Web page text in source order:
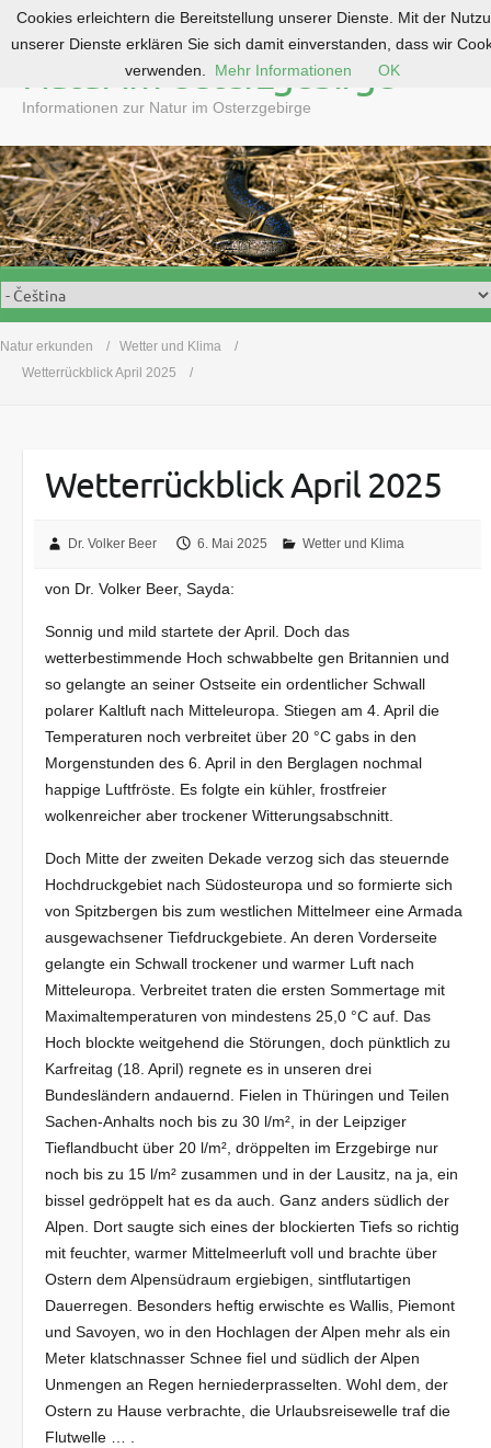
o
c
o
n
t
e
n
Natur im Osterzgebirge
Informationen zur Natur im Osterzgebirge
Natur erkunden
Wetter und Klima
Wetterrückblick April 2025
Wetterrückblick April 2025
Dr. Volker Beer 6. Mai 2025 Wetter und Klima
von Dr. Volker Beer, Sayda:
Sonnig und mild startete der April. Doch das
wetterbestimmende Hoch schwabbelte gen Britannien und
so gelangte an seiner Ostseite ein ordentlicher Schwall
polarer Kaltluft nach Mitteleuropa. Stiegen am 4. April die
Temperaturen noch verbreitet über 20 °C gabs in den
Morgenstunden des 6. April in den Berglagen nochmal
happige Luftfröste. Es folgte ein kühler, frostfreier
wolkenreicher aber trockener Witterungsabschnitt.
Doch Mitte der zweiten Dekade verzog sich das steuernde
Hochdruckgebiet nach Südosteuropa und so formierte sich
von Spitzbergen bis zum westlichen Mittelmeer eine Armada
ausgewachsener Tiefdruckgebiete. An deren Vorderseite
gelangte ein Schwall trockener und warmer Luft nach
Mitteleuropa. Verbreitet traten die ersten Sommertage mit
Maximaltemperaturen von mindestens 25,0 °C auf. Das
Hoch blockte weitgehend die Störungen, doch pünktlich zu
Karfreitag (18. April) regnete es in unseren drei
Bundesländern andauernd. Fielen in Thüringen und Teilen
Sachen-Anhalts noch bis zu 30 l/m², in der Leipziger
Tieflandbucht über 20 l/m², dröppelten im Erzgebirge nur
noch bis zu 15 l/m² zusammen und in der Lausitz, na ja, ein
bissel gedröppelt hat es da auch. Ganz anders südlich der
Alpen. Dort saugte sich eines der blockierten Tiefs so richtig
mit feuchter, warmer Mittelmeerluft voll und brachte über
Ostern dem Alpensüdraum ergiebigen, sintflutartigen
Dauerregen. Besonders heftig erwischte es Wallis, Piemont
und Savoyen, wo in den Hochlagen der Alpen mehr als ein
Meter klatschnasser Schnee fiel und südlich der Alpen
Unmengen an Regen herniederprasselten. Wohl dem, der
Ostern zu Hause verbrachte, die Urlaubsreisewelle traf die
Flutwelle … .
Cookies erleichtern die Bereitstellung unserer Dienste. Mit der
unserer Dienste erklären Sie sich damit einverstanden, dass wir
verwenden.
Mehr Informationen OK